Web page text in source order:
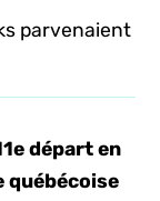
parvenaient
départ en
québécoise